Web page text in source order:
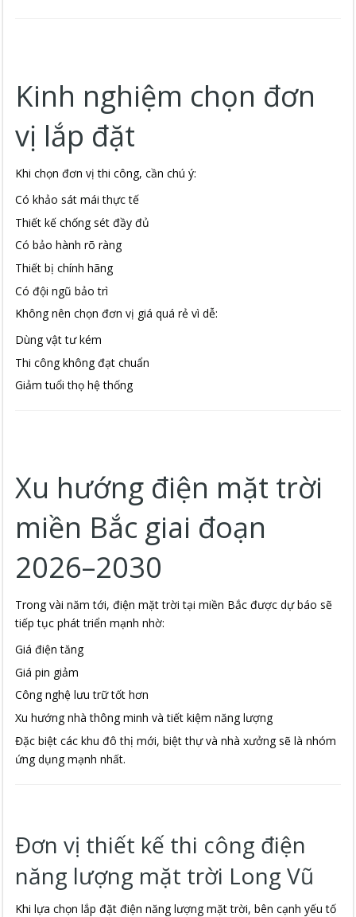
Kinh nghiệm chọn đơn
vị lắp đặt
Khi chọn đơn vị thi công, cần chú ý:
Có khảo sát mái thực tế
Thiết kế chống sét đầy đủ
Có bảo hành rõ ràng
Thiết bị chính hãng
Có đội ngũ bảo trì
Không nên chọn đơn vị giá quá rẻ vì dễ:
Dùng vật tư kém
Thi công không đạt chuẩn
Giảm tuổi thọ hệ thống
Xu hướng điện mặt trời
miền Bắc giai đoạn
2026–2030
Trong vài năm tới, điện mặt trời tại miền Bắc được dự báo sẽ
tiếp tục phát triển mạnh nhờ:
Giá điện tăng
Giá pin giảm
Công nghệ lưu trữ tốt hơn
Xu hướng nhà thông minh và tiết kiệm năng lượng
Đặc biệt các khu đô thị mới, biệt thự và nhà xưởng sẽ là nhóm
ứng dụng mạnh nhất.
Đơn vị thiết kế thi công điện
năng lượng mặt trời Long Vũ
Khi lựa chọn lắp đặt điện năng lượng mặt trời, bên cạnh yếu tố